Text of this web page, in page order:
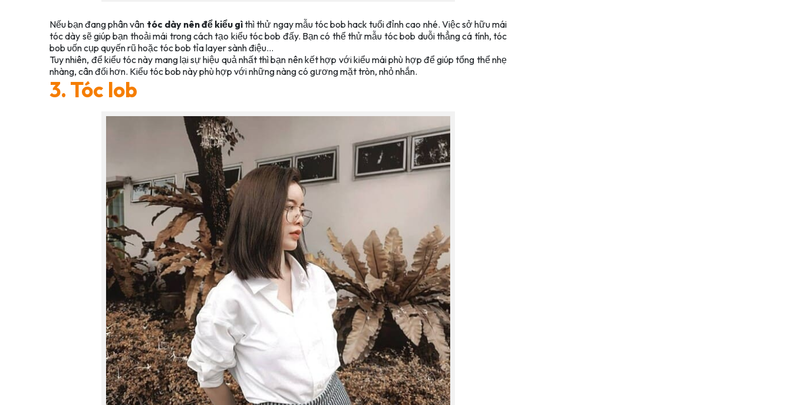
Nếu bạn đang phân vân tóc dày nên để kiểu gìthì thử ngay mẫu tóc bob hack tuổi đỉnh cao nhé. Việc sở hữu mái
tóc dày sẽ giúp bạn thoải mái trong cách tạo kiểu tóc bob đấy. Bạn có thể thử mẫu tóc bob duỗi thẳng cá tính, tóc
bob uốn cụp quyến rũ hoặc tóc bob tỉa layer sành điệu…
Tuy nhiên, để kiểu tóc này mang lại sự hiệu quả nhất thì bạn nên kết hợp với kiểu mái phù hợp để giúp tổng thể nhẹ
nhàng, cân đối hơn. Kiểu tóc bob này phù hợp với những nàng có gương mặt tròn, nhỏ nhắn.
3. Tóc lob